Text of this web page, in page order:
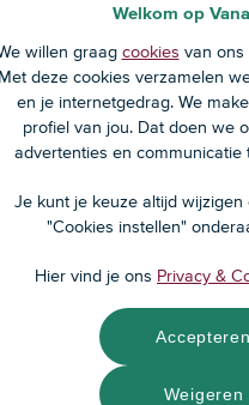
Welkom op
willen graag cookies van ons
Met deze cookies verzamelen
en je internetgedrag. We
profiel van jou. Dat doen we
advertenties en communicatie
Je kunt je keuze altijd wijzigen
"Cookies instellen"
Hier vind je ons Privacy &
Weigeren
Accepteren